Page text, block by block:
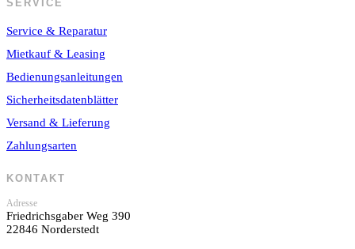
SERVICE
Service & Reparatur
Mietkauf & Leasing
Bedienungsanleitungen
Sicherheitsdatenblätter
Versand & Lieferung
Zahlungsarten
KONTAKT
Adresse
Friedrichsgaber Weg 390
22846 Norderstedt